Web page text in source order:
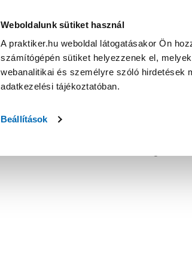
Weboldalunk sütiket használ
A praktiker.hu weboldal látogatásakor Ön
számítógépén sütiket helyezzenek el,
webanalitikai és személyre szóló hirdetések
adatkezelési tájékoztatóban.
Beállítások